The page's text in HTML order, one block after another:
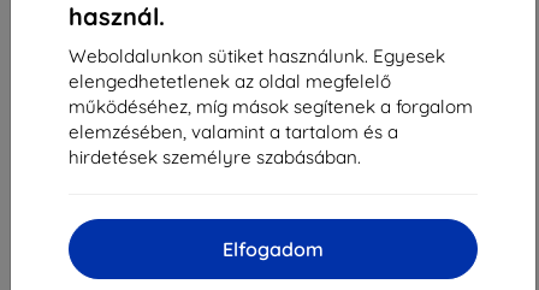
használ.
Weboldalunkon sütiket használunk. Egyesek
elengedhetetlenek az oldal megfelelő
működéséhez, míg mások segítenek a forgalom
elemzésében, valamint a tartalom és a
hirdetések személyre szabásában.
Elfogadom
Shield-Sk s.r.o.
Rudolf Mocka utca 3750/2A
Cégjegyzékszám:46701494
ÁFA-azonosító:
SK2023549671